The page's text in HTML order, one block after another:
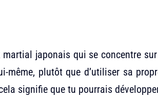
martial japonais qui se concentre
même, plutôt que d’utiliser sa
signifie que tu pourrais